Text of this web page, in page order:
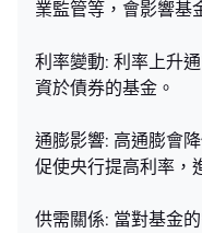
業監管等，會影響基
利率變動: 利率上升
資於債券的基金。
通膨影響: 高通膨會
促使央行提高利率，
供需關係: 當對基金